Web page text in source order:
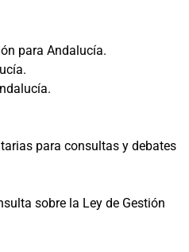
para Andalucía.
para consultas y debates
sobre la Ley de Gestión